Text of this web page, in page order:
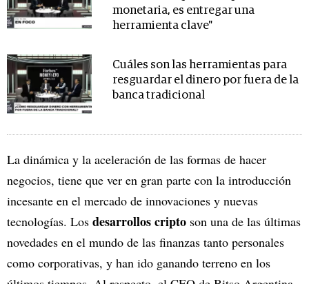
monetaria, es entregar una
herramienta clave"
Cuáles son las herramientas para
resguardar el dinero por fuera de la
banca tradicional
La dinámica y la aceleración de las formas de hacer
negocios, tiene que ver en gran parte con la introducción
incesante en el mercado de innovaciones y nuevas
tecnologías. Los desarrollos cripto son una de las últimas
novedades en el mundo de las finanzas tanto personales
como corporativas, y han ido ganando terreno en los